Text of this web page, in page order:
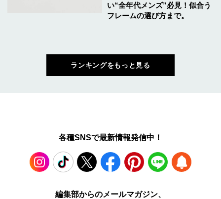
い“全年代メンズ”必見！似合う
フレームの選び方まで。
ランキングをもっと見る
各種SNSで最新情報発信中！
TikTok Facebook Pinterest LINE
編集部からのメールマガジン、